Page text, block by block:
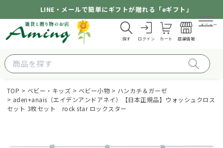
LINE・メールで簡単にギフトが贈れる「eギフト」
探す ログイン カート 店舗情報
メニュー
TOP ベビー・キッズ ベビー小物
ハンカチ＆ガーゼ
aden+anais（エイデンアンドアネイ）【日本正規品】ウォッシュクロス
セット 3枚セット rock star ロックスター